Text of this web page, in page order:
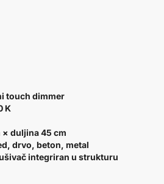
touch dimmer
K
× duljina 45 cm
drvo, beton, metal
integriran u strukturu